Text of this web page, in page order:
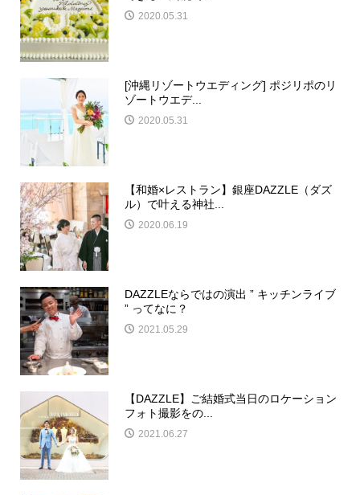
2020.05.31
[沖縄リゾートウエディング] ポジリポのリ
ゾートウエデ...
2020.05.31
【和婚×レストラン】銀座DAZZLE（ダズ
ル）で叶える神社...
2020.06.19
DAZZLEならではの演出 ” キッチンライブ
” ってなに？
2021.05.29
【DAZZLE】ご結婚式当日のロケーション
フォト撮影をの...
2021.06.27